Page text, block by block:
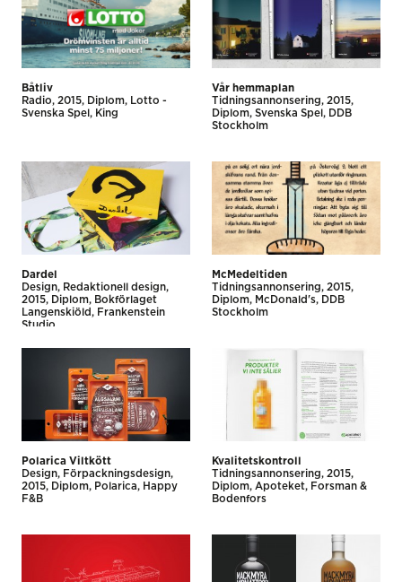
Båtliv
Radio
2015 Diplom
Lotto -
Svenska Spel
King
Vår hemmaplan
Tidnings­annonsering
2015
Diplom Svenska Spel
DDB
Stockholm
Dardel
Design
Redaktionell design
2015
Diplom
Bokförlaget
Langenskiöld
Frankenstein
Studio
McMedeltiden
Tidnings­annonsering
2015
Diplom
McDonald's
DDB
Stockholm
Polarica Viltkött
Design
Förpackningsdesign
2015
Diplom Polarica
Happy
F&B
Kvalitetskontroll
Tidnings­annonsering
2015
Diplom
Apoteket
Forsman &
Bodenfors